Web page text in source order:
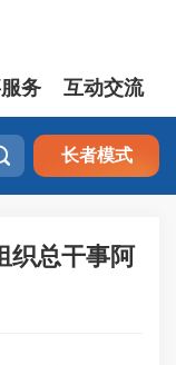
务 互动交流
长者模式
织总干事阿